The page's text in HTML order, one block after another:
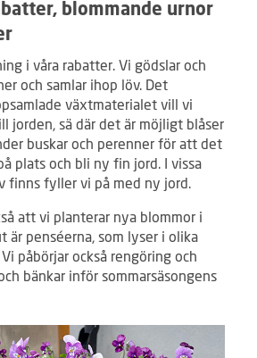
blommande urnor
i våra rabatter. Vi gödslar och
och samlar ihop löv. Det
växtmaterialet vill vi
jorden, sä där det är möjligt blåser
buskar och perenner för att det
plats och bli ny fin jord. I vissa
finns fyller vi på med ny jord.
att vi planterar nya blommor i
är penséerna, som lyser i olika
påbörjar också rengöring och
bänkar inför sommarsäsongens